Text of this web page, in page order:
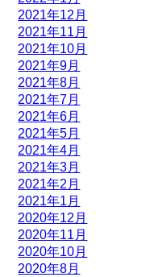
2021年12月
2021年11月
2021年10月
2021年9月
2021年8月
2021年7月
2021年6月
2021年5月
2021年4月
2021年3月
2021年2月
2021年1月
2020年12月
2020年11月
2020年10月
2020年8月